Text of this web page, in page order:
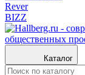
Rever
BIZZ
Каталог